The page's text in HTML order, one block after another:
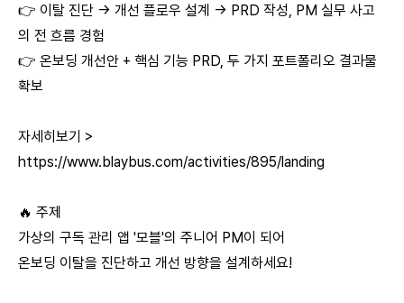
👉 이탈 진단 → 개선 플로우 설계 → PRD 작성, PM 실무 사고
의 전 흐름 경험
👉 온보딩 개선안 + 핵심 기능 PRD, 두 가지 포트폴리오 결과물
확보
자세히보기 >
https://www.blaybus.com/activities/895/landing
🔥 주제
가상의 구독 관리 앱 '모블'의 주니어 PM이 되어
온보딩 이탈을 진단하고 개선 방향을 설계하세요!